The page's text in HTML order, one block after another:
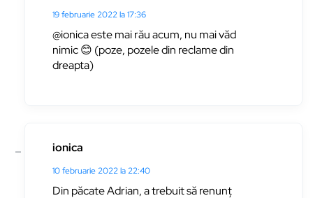
19 februarie 2022 la 17:36
@ionica este mai rău acum, nu mai văd
nimic 😊 (poze, pozele din reclame din
dreapta)
ionica
10 februarie 2022 la 22:40
Din păcate Adrian, a trebuit să renunț